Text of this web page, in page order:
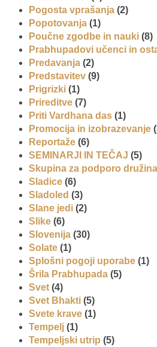
Pogosta vprašanja (2)
Popotovanja (1)
Poučne zgodbe in nauki (8)
Prabhupadovi učenci in
Predavanja (2)
Predstavitev (9)
Prigrizki (1)
Prireditve (7)
Priti Vardhana das (1)
Promocija in izobrazevanje
Reportaže (6)
SEMINARJI IN TEČAJ (5)
Skupina za podporo
Sladice (6)
Sladoled (3)
Slane jedi (2)
Slike (6)
Slovenija (30)
Solate (1)
Splošni pogoji uporabe (1)
Šrila Prabhupada (5)
Svet (4)
Svet Bhakti (5)
Svete krave (1)
Tempelj (1)
Tempeljski utrip (5)